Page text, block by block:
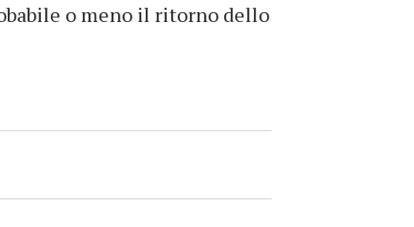
o meno il ritorno dello